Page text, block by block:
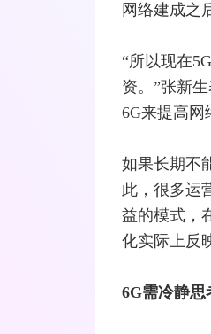
网络建成之
“所以现在
资。”张新
6G来提高网
如果长期不
此，很多运
益的模式，
化实际上反
6G需冷静思